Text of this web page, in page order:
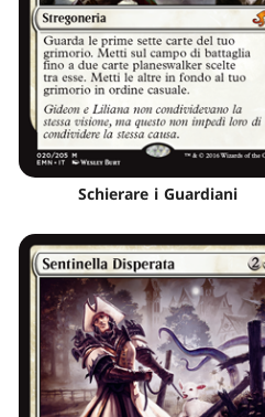
Schierare i Guardiani